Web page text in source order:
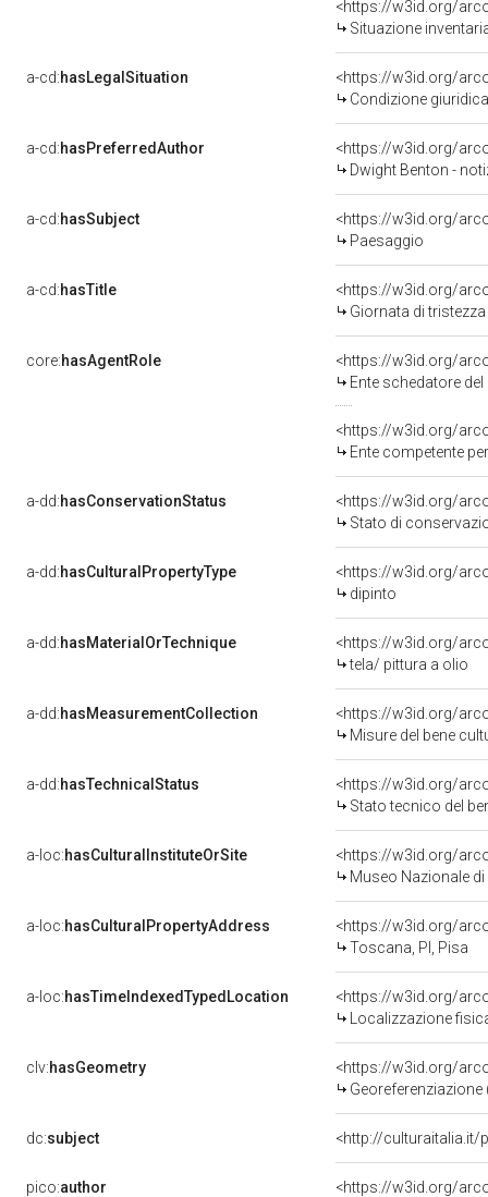
<https://w3id.org/
Situazione
a-cd:hasLegalSituation
<https://w3id.org/
Condizione
a-cd:hasPreferredAuthor
<https://w3id.org/
Dwight Benton -
a-cd:hasSubject
<https://w3id.org/
Paesaggio
a-cd:hasTitle
<https://w3id.org/
Giornata di tristezza
core:hasAgentRole
<https://w3id.org/
Ente schedatore del bene
<https://w3id.org/
Ente competente
a-dd:hasConservationStatus
<https://w3id.org/
Stato di
a-dd:hasCulturalPropertyType
<https://w3id.org/
dipinto
a-dd:hasMaterialOrTechnique
<https://w3id.org/
tela/ pittura a olio
a-dd:hasMeasurementCollection
<https://w3id.org/
Misure del bene
a-dd:hasTechnicalStatus
<https://w3id.org/
Stato tecnico del
a-loc:hasCulturalInstituteOrSite
<https://w3id.org/
Museo Nazionale
a-loc:hasCulturalPropertyAddress
<https://w3id.org/
Toscana, PI, Pisa
a-loc:hasTimeIndexedTypedLocation
<https://w3id.org/
Localizzazione
clv:hasGeometry
<https://w3id.org/
dc:subject <http://culturaitalia.it/
pico:author
<https://w3id.org/